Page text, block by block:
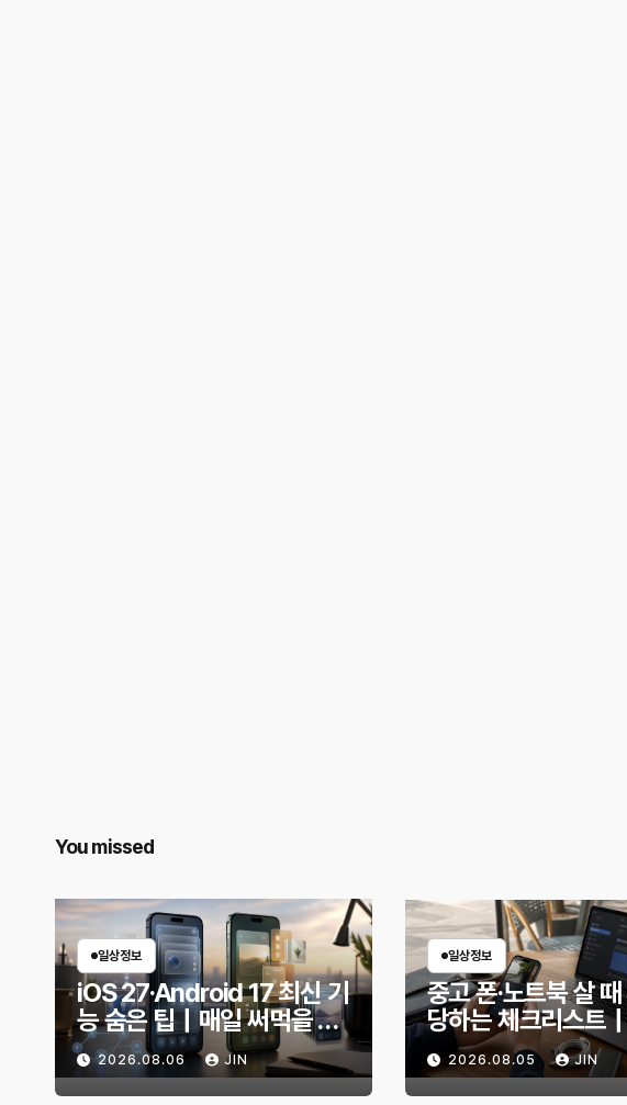
You missed
일상정보
iOS 27·Android 17 최신 기
능 숨은 팁｜매일 써먹을 만
한 기능만 골랐다
2026.08.06 JIN
일상정보
중고 폰·노트북 살
당하는 체크리스트
전 무엇을 확인해야
2026.08.05 JIN